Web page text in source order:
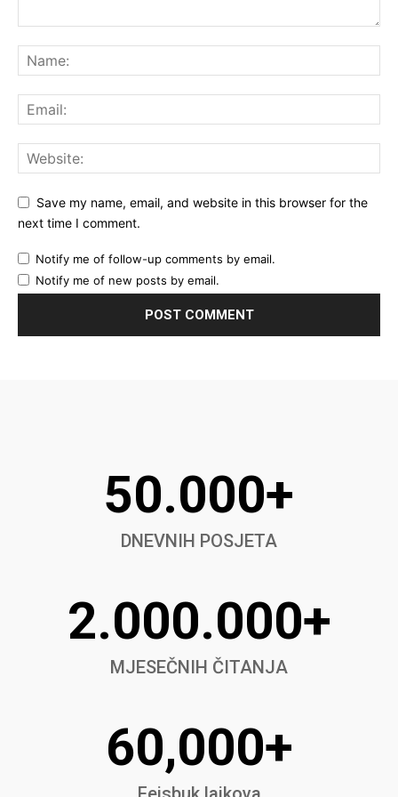
Save my name, email, and website in this browser for the
next time I comment.
Notify me of follow-up comments by email.
Notify me of new posts by email.
50.000+
DNEVNIH POSJETA
2.000.000+
MJESEČNIH ČITANJA
60,000+